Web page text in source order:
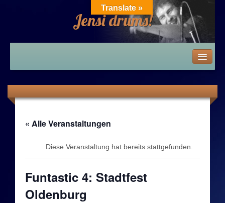
Jensi drums!
News
Die 80er
Die 80er: Homa Hajeto / Friex / Movable Space
« Alle Veranstaltungen
Diese Veranstaltung hat bereits stattgefunden.
Funtastic 4: Stadtfest
Oldenburg
Translate »